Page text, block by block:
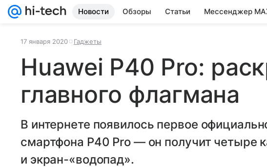
Новости Обзоры Статьи Мессенджер
17 января 2020 Гаджеты
Huawei P40 Pro:
главного флагмана
В интернете появилось первое
смартфона P40 Pro — он получит четыре
и экран-«водопад».